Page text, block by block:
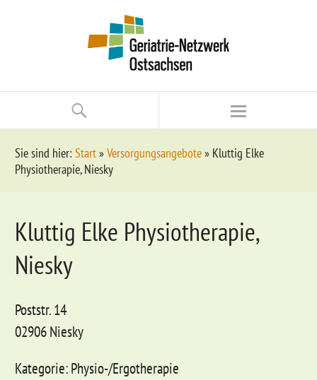
Sie sind hier: Start»Versorgungsangebote» Kluttig Elke
Physiotherapie, Niesky
Kluttig Elke Physiotherapie,
Niesky
Poststr. 14
02906 Niesky
Kategorie: Physio-/Ergotherapie